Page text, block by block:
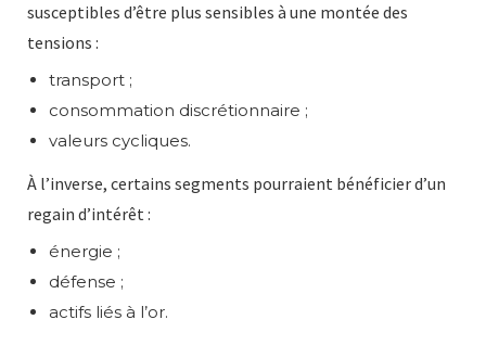
susceptibles d’être plus sensibles à une montée des
tensions :
transport ;
consommation discrétionnaire ;
valeurs cycliques.
À l’inverse, certains segments pourraient bénéficier d’un
regain d’intérêt :
énergie ;
défense ;
actifs liés à l’or.